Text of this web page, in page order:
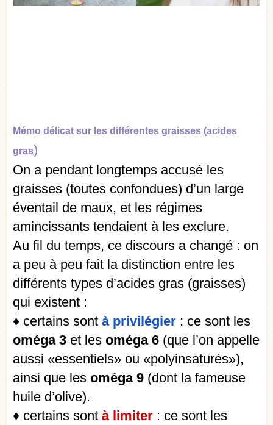
Mémo délicat sur les différentes graisses (acides
gras)
On a pendant longtemps accusé les
graisses (toutes confondues) d’un large
éventail de maux, et les régimes
amincissants tendaient à les exclure.
Au fil du temps, ce discours a changé : on
a peu à peu fait la distinction entre les
différents types d’acides gras (graisses)
qui existent :
♦ certains sont à privilégier : ce sont les
oméga 3 et les oméga 6 (que l’on appelle
aussi «essentiels» ou «polyinsaturés»),
ainsi que les oméga 9 (dont la fameuse
huile d’olive).
♦ certains sont à limiter : ce sont les